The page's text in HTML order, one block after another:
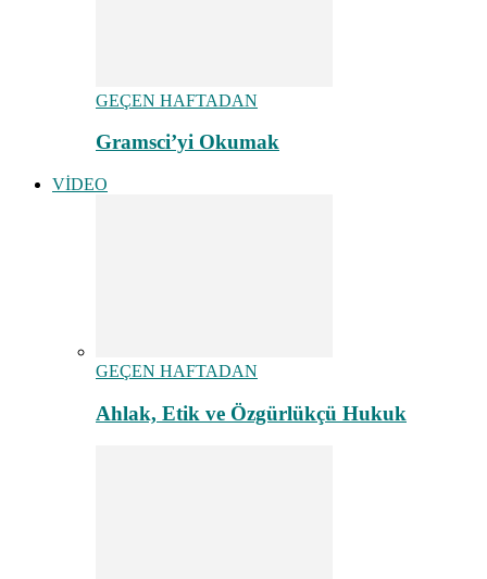
GEÇEN HAFTADAN
Gramsci’yi Okumak
VİDEO
GEÇEN HAFTADAN
Ahlak, Etik ve Özgürlükçü Hukuk